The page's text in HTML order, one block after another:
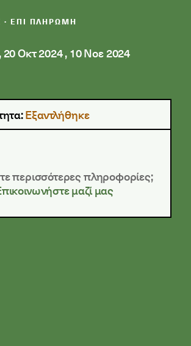
· ΕΠΙ ΠΛΗΡΩΜΗ
,20 Οκτ 2024,10 Νοε 2024
Εξαντλήθηκε
περισσότερες πληροφορίες;
μαζί μας